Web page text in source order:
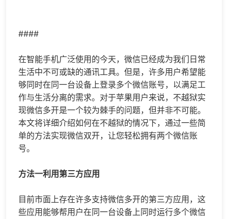
####
在智能手机广泛使用的今天，微信已经成为我们日常
生活中不可或缺的通讯工具。但是，许多用户希望能
够同时在同一台设备上登录多个微信账号，以满足工
作与生活分离的需求。对于苹果用户来说，不越狱实
现微信多开是一个较为棘手的问题，但并非不可能。
本文将详细介绍如何在不越狱的情况下，通过一些简
单的方法实现微信双开，让您轻松拥有两个微信账
号。
方法一利用第三方应用
目前市面上存在许多支持微信多开的第三方应用，这
些应用能够帮用户在同一台设备上同时运行多个微信